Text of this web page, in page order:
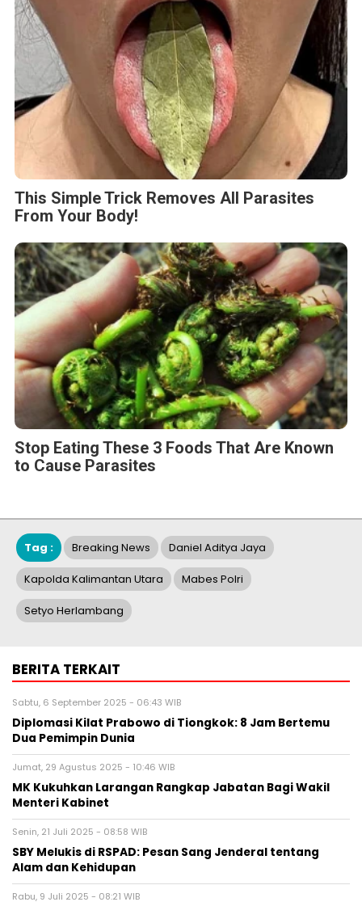
This Simple Trick Removes All Parasites
From Your Body!
Stop Eating These 3 Foods That Are Known
to Cause Parasites
Tag : Breaking News Daniel Aditya Jaya
Kapolda Kalimantan Utara Mabes Polri
Setyo Herlambang
BERITA TERKAIT
Sabtu, 6 September 2025 - 06:43 WIB
Diplomasi Kilat Prabowo di Tiongkok: 8 Jam Bertemu
Dua Pemimpin Dunia
Jumat, 29 Agustus 2025 - 10:46 WIB
MK Kukuhkan Larangan Rangkap Jabatan Bagi Wakil
Menteri Kabinet
Senin, 21 Juli 2025 - 08:58 WIB
SBY Melukis di RSPAD: Pesan Sang Jenderal tentang
Alam dan Kehidupan
Rabu, 9 Juli 2025 - 08:21 WIB